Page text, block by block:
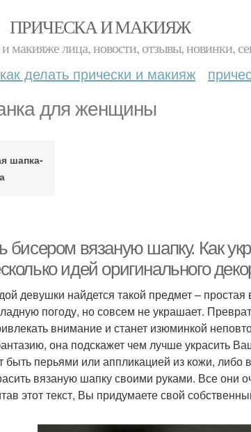
ПРИЧЕСКА И МАКИЯЖ
макияже лица, новости, отзывы, новинки,
как делать прически и макияж
для женщины
шапка-
бисером вязаную шапку. Как
идей оригинального
девушки найдется такой предмет –
погоду, но совсем не украшает.
внимание и станет изюминкой
она подскажет чем лучше украсить
быть перьями или аппликацией из кожи, либо
вязаную шапку своими руками. Все они
этот текст, Вы придумаете свой